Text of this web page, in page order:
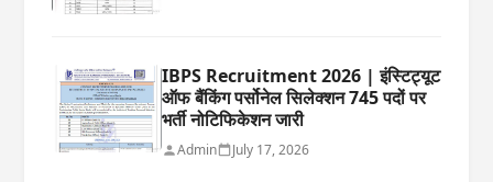
IBPS Recruitment 2026 | इंस्टिट्यूट
ऑफ बैंकिंग पर्सोनेल सिलेक्शन 745 पदों पर
भर्ती नोटिफिकेशन जारी
Admin July 17, 2026